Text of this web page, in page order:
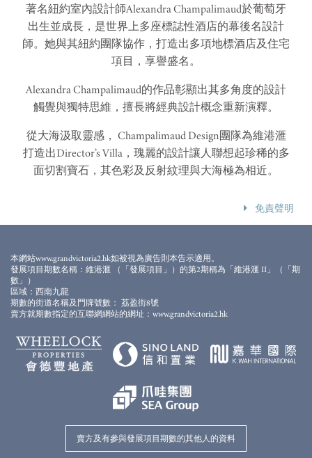
著名紐約室內設計師Alexandra Champalimaud於葡萄牙
出生並成長，是世界上多座標誌性酒店的幕後名設計
師。她與其紐約團隊協作，打造出多項地標酒店及住宅
項目，享譽盛名。
Alexandra Champalimaud的作品彰顯出其多角度的設計
觸覺與獨特思維，擅長將經典設計概念重新演釋。
從大海汲取靈感， Champalimaud Design團隊為維港滙
打造出Director’s Villa，瑰麗的設計讓人聯想起珍稀的多
面切割寶石，其色彩及反射紋理與大海極為相近。
免責聲明
https://www.champalimaud.design/)，賣方不保證上述網頁是否最新修訂
版及其準確性。
本網站www.grandvictoria2.hk如被視為廣告則本告示適用。
發展項目期數名稱：維港滙 （「發展項目」）的第2期稱為「維港滙 II」（「期
數」）
區域：西南九龍
期數的街道名稱及門牌號數： 荔盈街8號
賣方就期數指定的互聯網網站的網址：www.grandvictoria2.hk
賣方及有參與發展項目期數的其他人的資料